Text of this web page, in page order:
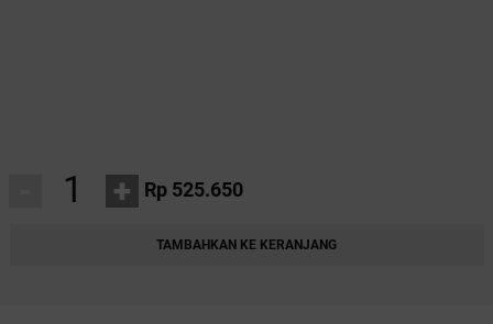
+ Rp 525.650
TAMBAHKAN KE KERANJANG